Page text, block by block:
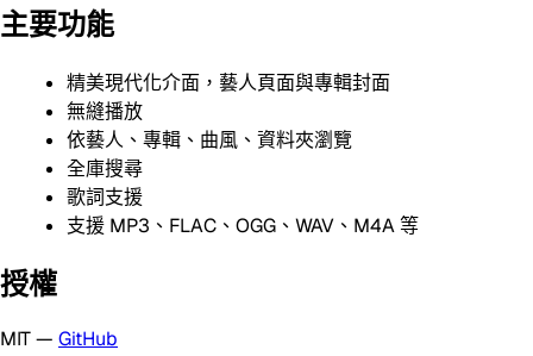
主要功能
精美現代化介面，藝人頁面與專輯封面
無縫播放
依藝人、專輯、曲風、資料夾瀏覽
全庫搜尋
歌詞支援
支援 MP3、FLAC、OGG、WAV、M4A 等
授權
MIT — GitHub